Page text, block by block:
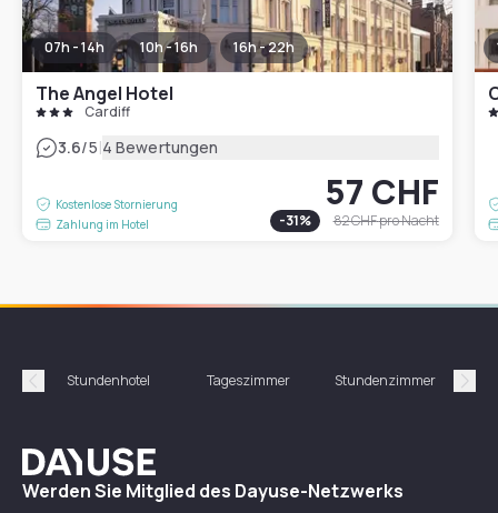
07h - 14h 10h - 16h 16h - 22h
The Angel Hotel
Cardiff
3.6/5|4 Bewertungen
Kostenlose Stornierung
Zahlung im Hotel
57 CHF
-31% 82 CHFpro Nacht
Précédent
Stundenhotel Tageszimmer Stundenzimmer
Dayuse
Werden Sie Mitglied des Dayuse-Netzwerks